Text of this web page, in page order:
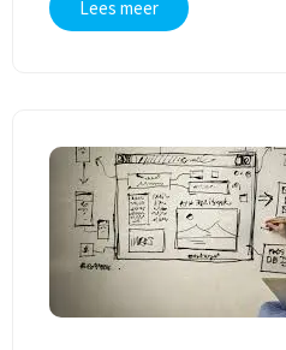
Lees meer